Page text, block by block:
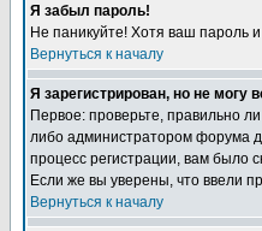
Я забыл пароль!
Не паникуйте! Хотя ваш пароль
Вернуться к началу
Я зарегистрирован, но не могу
Первое: проверьте, правильно
либо администратором форума
процесс регистрации, вам было
Если же вы уверены, что ввели
Вернуться к началу